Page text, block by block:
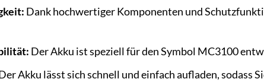
Dank hochwertiger Komponenten und
Der Akku ist speziell für den Symbol MC3100
Akku lässt sich schnell und einfach aufladen, sodass